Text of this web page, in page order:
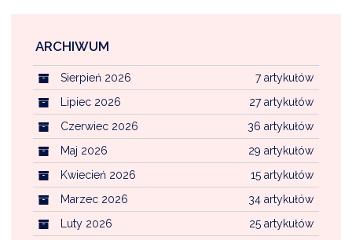
ARCHIWUM
7 artykułów
Sierpień 2026
27 artykułów
Lipiec 2026
36 artykułów
Czerwiec 2026
29 artykułów
Maj 2026
15 artykułów
Kwiecień 2026
34 artykułów
Marzec 2026
25 artykułów
Luty 2026